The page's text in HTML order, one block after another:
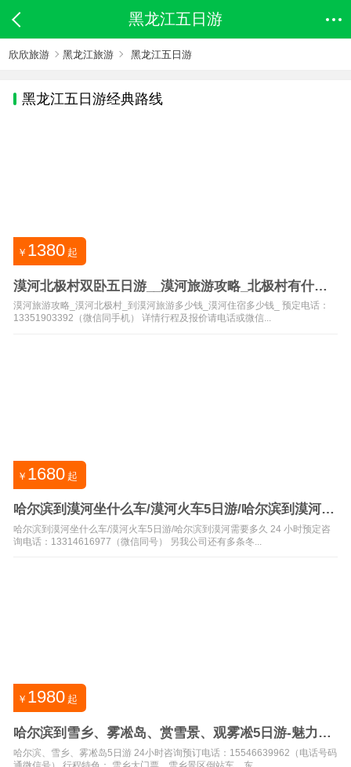
黑龙江五日游
欣欣旅游 黑龙江旅游 黑龙江五日游
黑龙江五日游经典路线
￥ 1380 起
漠河北极村双卧五日游__漠河旅游攻略_北极村有什么
好玩的
漠河旅游攻略_漠河北极村_到漠河旅游多少钱_漠河住宿多少钱_ 预定电话：
13351903392（微信同手机） 详情行程及报价请电话或微信...
￥ 1680 起
哈尔滨到漠河坐什么车/漠河火车5日游/哈尔滨到漠河需
要多久
哈尔滨到漠河坐什么车/漠河火车5日游/哈尔滨到漠河需要多久 24 小时预定咨
询电话：13314616977（微信同号） 另我公司还有多条冬...
￥ 1980 起
哈尔滨到雪乡、雾凇岛、赏雪景、观雾凇5日游-魅力东
北特色景观
哈尔滨、雪乡、雾凇岛5日游 24小时咨询预订电话：15546639962（电话号码